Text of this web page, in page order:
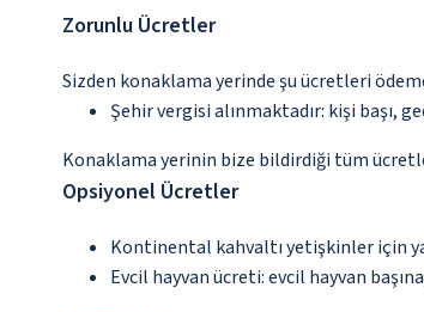
Zorunlu Ücretler
Sizden konaklama yerinde şu ücretleri
Şehir vergisi alınmaktadır: kişi başı,
Konaklama yerinin bize bildirdiği tüm
Opsiyonel Ücretler
Kontinental kahvaltı yetişkinler için
Evcil hayvan ücreti: evcil hayvan